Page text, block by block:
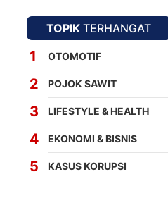
TOPIK TERHANGAT
OTOMOTIF
POJOK SAWIT
LIFESTYLE & HEALTH
EKONOMI & BISNIS
KASUS KORUPSI